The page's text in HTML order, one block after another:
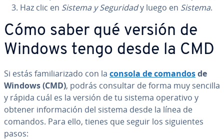
Haz clic en Sistema y Seguridady luego en Sistema.
Cómo saber qué versión de
Windows tengo desde la CMD
Si estás fa­mi­lia­ri­za­do con la consola de comandosde
Windows (CMD), podrás consultar de forma muy sencilla
y rápida cuál es la versión de tu sistema operativo y
obtener in­fo­r­ma­ción del sistema desde la línea de
comandos. Para ello, tienes que seguir los si­guie­n­tes
pasos: